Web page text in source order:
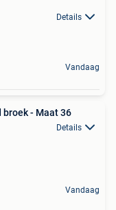
Details
Vandaag
- Maat 36
Details
Vandaag